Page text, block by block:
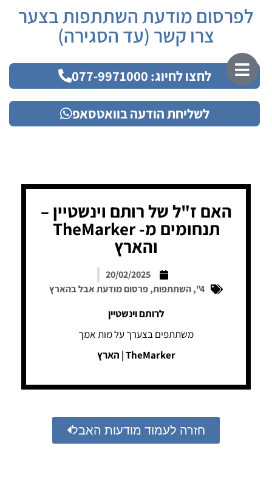
לפרסום מודעת השתתפות בצער
צרו קשר (עד הסגירה)
לחצו לחיוג: 077-9971000
לשליחת הודעה בוואטסאפ
האם ז"ל של רותם וינשטיין –
תנחומים מ- TheMarker
והארץ
20/02/2025
4"
,השתתפות,פרסום מודעת אבל בהארץ
לרותם וינשטיין
משתתפים בצערך על מות אמך
TheMarker | הארץ
חזרה לעמוד מודעות האבל